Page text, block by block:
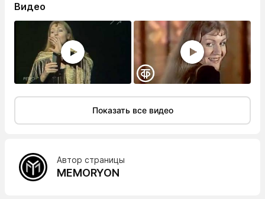
Видео
Показать все видео
Автор страницы
MEMORYON